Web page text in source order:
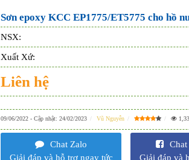
Sơn epoxy KCC EP1775/ET5775 cho hồ
NSX:
Xuất Xứ:
Liên hệ
09/06/2022 - Cập nhật: 24/02/2023 Vũ Nguyễn
Chat Zalo
Giải đáp và hỗ trợ ngay tức
Chat
Giải đáp và